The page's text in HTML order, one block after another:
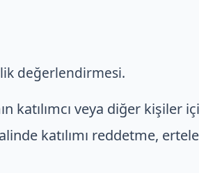
değerlendirmesi.
katılımcı veya diğer kişiler
katılımı reddetme,